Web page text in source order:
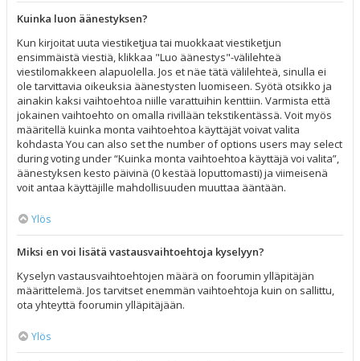
Kuinka luon äänestyksen?
Kun kirjoitat uuta viestiketjua tai muokkaat viestiketjun
ensimmäistä viestiä, klikkaa "Luo äänestys"-välilehteä
viestilomakkeen alapuolella. Jos et näe tätä välilehteä, sinulla ei
ole tarvittavia oikeuksia äänestysten luomiseen. Syötä otsikko ja
ainakin kaksi vaihtoehtoa niille varattuihin kenttiin. Varmista että
jokainen vaihtoehto on omalla rivillään tekstikentässä. Voit myös
määritellä kuinka monta vaihtoehtoa käyttäjät voivat valita
kohdasta You can also set the number of options users may select
during voting under “Kuinka monta vaihtoehtoa käyttäjä voi valita”,
äänestyksen kesto päivinä (0 kestää loputtomasti) ja viimeisenä
voit antaa käyttäjille mahdollisuuden muuttaa ääntään.
Ylös
Miksi en voi lisätä vastausvaihtoehtoja kyselyyn?
Kyselyn vastausvaihtoehtojen määrä on foorumin ylläpitäjän
määrittelemä. Jos tarvitset enemmän vaihtoehtoja kuin on sallittu,
ota yhteyttä foorumin ylläpitäjään.
Ylös